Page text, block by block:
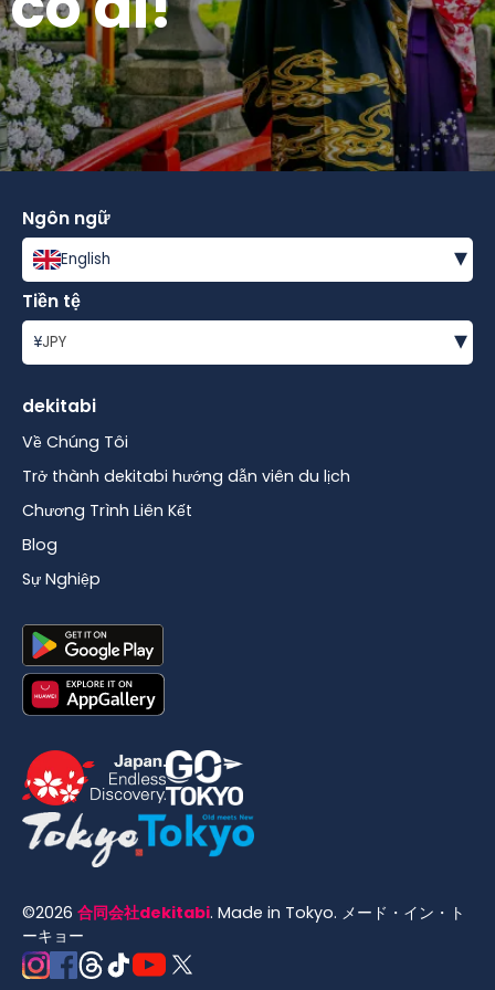
Ngôn ngữ
English ▾
Tiền tệ
¥JPY ▾
dekitabi
Về Chúng Tôi
Trở thành dekitabi hướng dẫn viên du lịch
Chương Trình Liên Kết
Blog
Sự Nghiệp
©2026 合同会社dekitabi. Made in Tokyo. メード・イン・ト
ーキョー